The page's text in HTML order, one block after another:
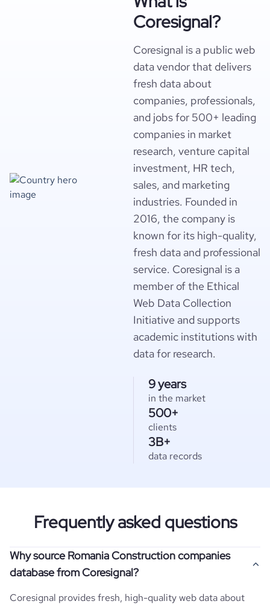
Coresignal?
Coresignal is a public web
data vendor that delivers
fresh data about
companies, professionals,
and jobs for 500+ leading
companies in market
research, venture capital
investment, HR tech,
sales, and marketing
industries. Founded in
2016, the company is
known for its high-quality,
fresh data and professional
service. Coresignal is a
member of the Ethical
Web Data Collection
Initiative and supports
academic institutions with
data for research.
9 years
in the market
500+
clients
3B+
data records
Frequently asked questions
Why source Romania Construction companies
database from Coresignal?
Coresignal provides fresh, high-quality web data about